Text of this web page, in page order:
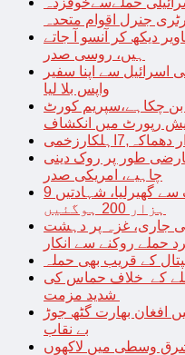
جنرل اقوام متحدہ
دیکھ کر آنسو آ جاتے
ہیں، روسی صدر
اسرائیل سے اپنا سفیر
واپس بلا لیا
بن چکاہے،سپریم کورٹ
رپورٹ میں انکشاف
طور پر روک دینی
چاہیے، امریکی صدر
اسرائیل نے غزہ کو چاروں طرف سے گھیرلیا، شہادتیں 9
ہزار 200 ہوگئیں
جاری، غزہ پر دہشت
حملے روکنے سے انکار
کے قریب بھی حملہ
کے خلاف حماس کی
افغان بھارت گٹھ جوڑ
بے نقاب
وسطی میں لاکھوں